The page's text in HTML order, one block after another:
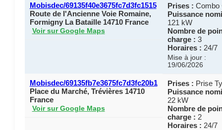
Mobisdec/69135f40e3675fc7d3fc1515
Route de l'Ancienne Voie Romaine,
Formigny La Bataille 14710 France
Voir sur Google Maps
Prises : Combo
Puissance
121 kW
Nombre de
charge : 3
Horaires : 24/7
Mise à jour :
19/06/2026
Mobisdec/69135fb7e3675fc7d3fc20b1
Place du Marché, Trévières 14710
France
Voir sur Google Maps
Prises : Prise
Puissance
22 kW
Nombre de
charge : 2
Horaires : 24/7